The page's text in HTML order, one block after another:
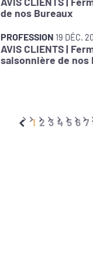
de nos Bureaux
PROFESSION 19 DÉC.
AVIS CLIENTS |
saisonnière de nos
1 2 3 4 5 6 7